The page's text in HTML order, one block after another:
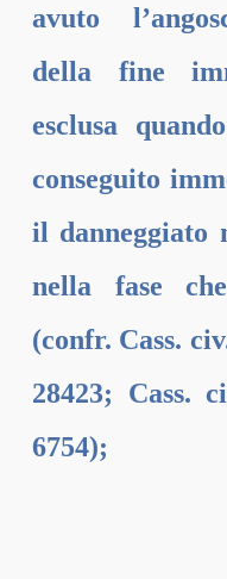
avuto
della fine
esclusa
conseguito
il danneggiato
nella fase
(confr. Cass.
28423; Cass.
6754);